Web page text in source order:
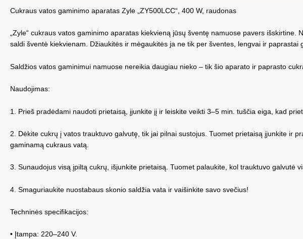
Cukraus vatos gaminimo aparatas Zyle „ZY500LCC“, 400 W, raudonas
„Zyle“ cukraus vatos gaminimo aparatas kiekvieną jūsų šventę namuose pavers
saldi šventė kiekvienam. Džiaukitės ir mėgaukitės ja ne tik per šventes, lengvai ir
Saldžios vatos gaminimui namuose nereikia daugiau nieko – tik šio aparato ir paprasto
Naudojimas:
1. Prieš pradėdami naudoti prietaisą, įjunkite jį ir leiskite veikti 3–5 min. tuščia eiga, kad
2. Dėkite cukrų į vatos trauktuvo galvutę, tik jai pilnai sustojus. Tuomet prietaisą įjunkite ir
gaminamą cukraus vatą.
3. Sunaudojus visą įpiltą cukrų, išjunkite prietaisą. Tuomet palaukite, kol trauktuvo galvutė
4. Smaguriaukite nuostabaus skonio saldžia vata ir vaišinkite savo svečius!
Techninės specifikacijos:
• Įtampa: 220–240 V.